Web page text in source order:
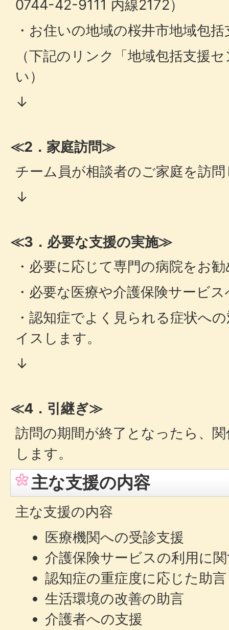
0744-42-9111 内線2172）
・お住いの地域の桜井市地域包
（下記のリンク「地域包括支援
い）
↓
≪2．家庭訪問≫
チーム員が相談者のご家庭を訪
↓
≪3．必要な支援の実施≫
・必要に応じて専門の病院をお
・必要な医療や介護保険サービ
・認知症でよく見られる症状へ
イスします。
↓
≪4．引継ぎ≫
訪問の期間が終了となったら、
します。
主な支援の内容
主な支援の内容
医療機関への受診支援
介護保険サービスの利用に
認知症の重症度に応じた助言
生活環境の改善の助言
介護者への支援